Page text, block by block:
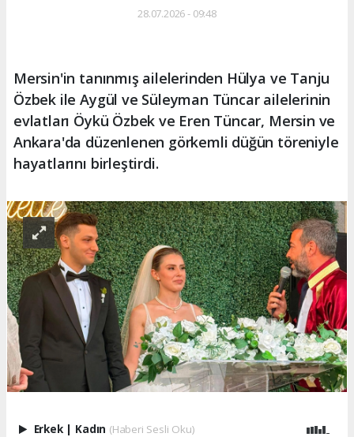
28.07.2026 - 09:48
Mersin'in tanınmış ailelerinden Hülya ve Tanju
Özbek ile Aygül ve Süleyman Tüncar ailelerinin
evlatları Öykü Özbek ve Eren Tüncar, Mersin ve
Ankara'da düzenlenen görkemli düğün töreniyle
hayatlarını birleştirdi.
Erkek | Kadın (Haberi Sesli Oku)